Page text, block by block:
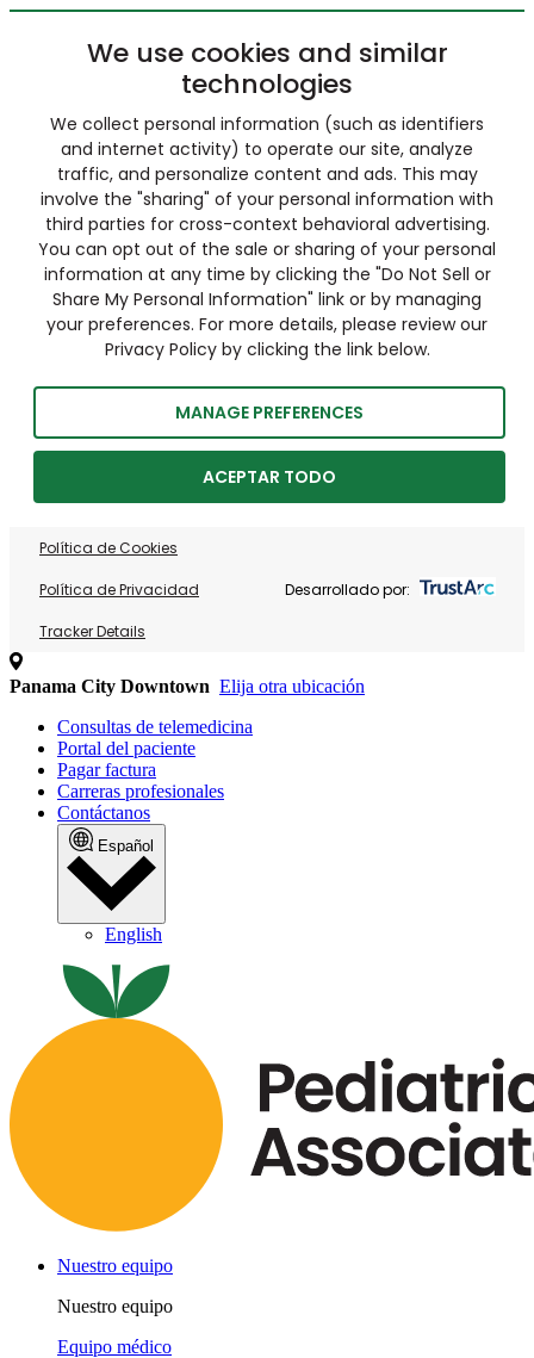
We use cookies and similar
technologies
We collect personal information (such as identifiers
and internet activity) to operate our site, analyze
traffic, and personalize content and ads. This may
involve the "sharing" of your personal information with
third parties for cross-context behavioral advertising.
You can opt out of the sale or sharing of your personal
information at any time by clicking the "Do Not Sell or
Share My Personal Information" link or by managing
your preferences. For more details, please review our
Privacy Policy by clicking the link below.
MANAGE PREFERENCES
ACEPTAR TODO
Política de Cookies
Política de Privacidad
Tracker Details
Desarrollado por:
Panama City Downtown Elija otra ubicación
Consultas de telemedicina
Portal del paciente
Pagar factura
Carreras profesionales
Contáctanos
Español
English
Nuestro equipo
Nuestro equipo
Equipo médico